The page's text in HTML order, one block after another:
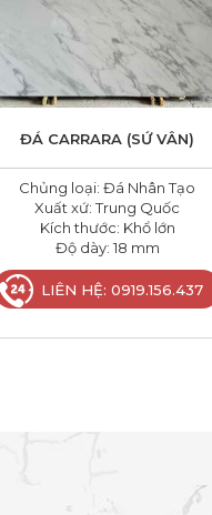
ĐÁ CARRARA (SỨ VÂN)
Chủng loại: Đá Nhân Tạo
Xuất xứ: Trung Quốc
Kích thước: Khổ lớn
Độ dày: 18 mm
LIÊN HỆ: 0919.156.437